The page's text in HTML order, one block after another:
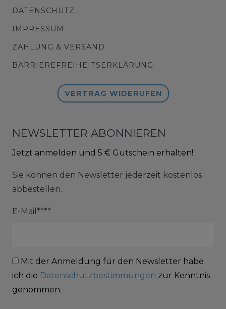
DATENSCHUTZ
IMPRESSUM
ZAHLUNG & VERSAND
BARRIEREFREIHEITSERKLÄRUNG
VERTRAG WIDERUFEN
NEWSLETTER ABONNIEREN
Jetzt anmelden und 5 € Gutschein erhalten!
Sie können den Newsletter jederzeit kostenlos
abbestellen.
E-Mail****
Mit der Anmeldung für den Newsletter habe
ich die Datenschutzbestimmungen zur Kenntnis
genommen.